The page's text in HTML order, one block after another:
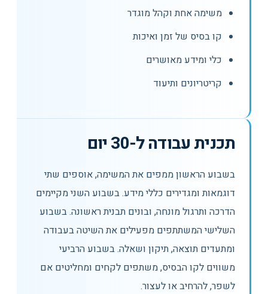
משימה אחת וקהל מוגדר
קו בסיס של זמן ואיכות
כלי ומידע מאושרים
קריטריונים ותיעוד
תכנית עבודה ל-30 יום
בשבוע הראשון ממפים את המשימה, אוספים שתי
דוגמאות ומגדירים כללי מידע. בשבוע השני מקיימים
הדרכה ותרגול מונחה, ובונים תבנית ראשונה. בשבוע
השלישי המשתתפים מפעילים את השיטה בעבודה
ומתעדים תוצאה, תיקון ושאלה. בשבוע הרביעי
משווים לקו הבסיס, משתפים לקחים ומחליטים אם
לשפר, להרחיב או לעצור.